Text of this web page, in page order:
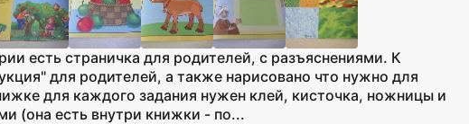
есть страничка для родителей, с разъяснениями. К
для родителей, а также нарисовано что нужно для
для каждого задания нужен клей, кисточка, ножницы и
(она есть внутри книжки - по...